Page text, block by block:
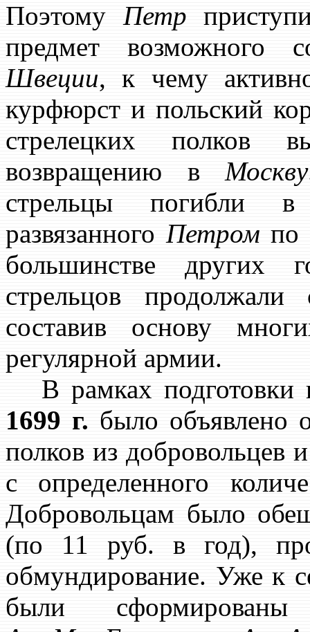
Поэтому Петр
предмет возможного
Швеции, к чему
курфюрст и польский
стрелецких полков
возвращению вМоскву
стрельцы погибли в
развязанного Петром по
большинстве других
стрельцов продолжали
составив основу
регулярной армии.
В рамках подготовки
1699 г. было объявлено
полков из добровольцев
с определенного
Добровольцам было
(по 11 руб. в год),
обмундирование. Уже к
были